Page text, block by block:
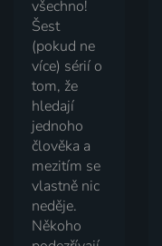
všechno!
Šest
(pokud ne
více) sérií o
tom, že
hledají
jednoho
člověka a
mezitím se
vlastně nic
neděje.
Někoho